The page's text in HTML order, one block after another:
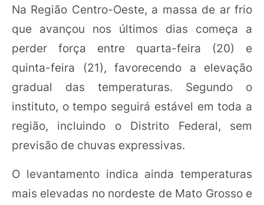
Na Região Centro-Oeste, a massa de ar frio
que avançou nos últimos dias começa a
perder força entre quarta-feira (20) e
quinta-feira (21), favorecendo a elevação
gradual das temperaturas. Segundo o
instituto, o tempo seguirá estável em toda a
região, incluindo o Distrito Federal, sem
previsão de chuvas expressivas.
O levantamento indica ainda temperaturas
mais elevadas no nordeste de Mato Grosso e